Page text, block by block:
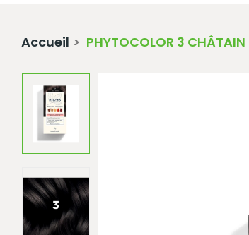
Accueil PHYTOCOLOR 3 CHÂTAIN